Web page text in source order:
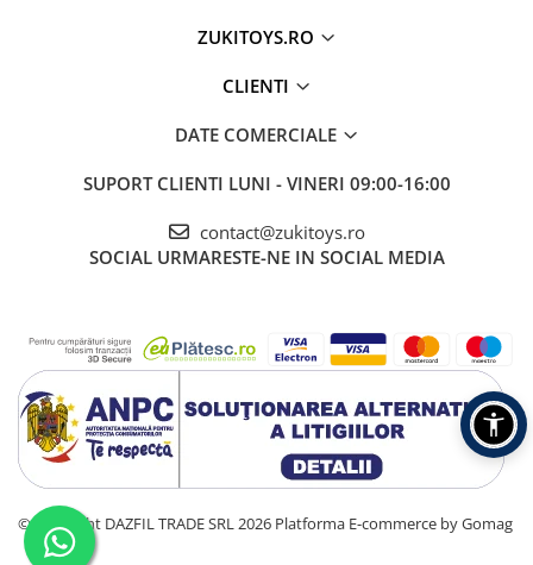
ZUKITOYS.RO
CLIENTI
DATE COMERCIALE
SUPORT CLIENTI LUNI - VINERI 09:00-16:00
contact@zukitoys.ro
SOCIAL URMARESTE-NE IN SOCIAL MEDIA
©Copyright DAZFIL TRADE SRL 2026 Platforma E-commerce by Gomag